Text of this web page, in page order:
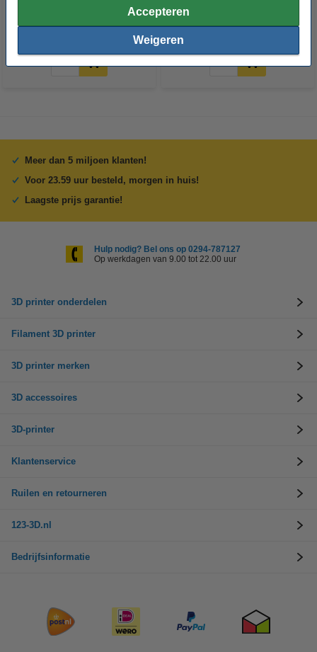
Accepteren
Weigeren
Meer dan 5 miljoen klanten!
Voor 23.59 uur besteld, morgen in huis!
Laagste prijs garantie!
Hulp nodig? Bel ons op 0294-787127
Op werkdagen van 9.00 tot 22.00 uur
3D printer onderdelen
Filament 3D printer
3D printer merken
3D accessoires
3D-printer
Klantenservice
Ruilen en retourneren
123-3D.nl
Bedrijfsinformatie